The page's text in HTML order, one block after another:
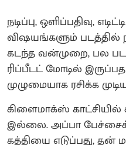
நடிப்பு, ஒளிப்பதிவு,
விஷயங்களும் படத்தில்
கடந்த வன்முறை, பல
ரிப்பீடட் மோடில்
முழுமையாக ரசிக்க
கிளைமாக்ஸ் காட்சியில்
இல்லை. அப்பா
கத்தியை எடுப்பது,